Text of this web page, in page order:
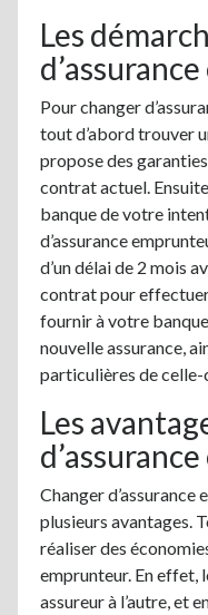
Les
Pour changer
tout d’abord trouver
propose des
contrat actuel.
banque de votre
d’assurance
d’un délai de 2 mois
contrat pour
fournir à votre
nouvelle assurance,
particulières de celle-
Les
Changer d’assurance
plusieurs avantages.
réaliser des
emprunteur. En effet,
assureur à l’autre, et